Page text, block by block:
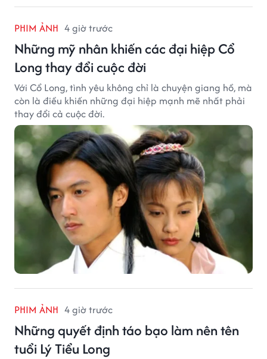
PHIM ẢNH 4 giờ trước
Những mỹ nhân khiến các đại hiệp Cổ
Long thay đổi cuộc đời
Với Cổ Long, tình yêu không chỉ là chuyện giang hồ, mà
còn là điều khiến những đại hiệp mạnh mẽ nhất phải
thay đổi cả cuộc đời.
PHIM ẢNH 4 giờ trước
Những quyết định táo bạo làm nên tên
tuổi Lý Tiểu Long